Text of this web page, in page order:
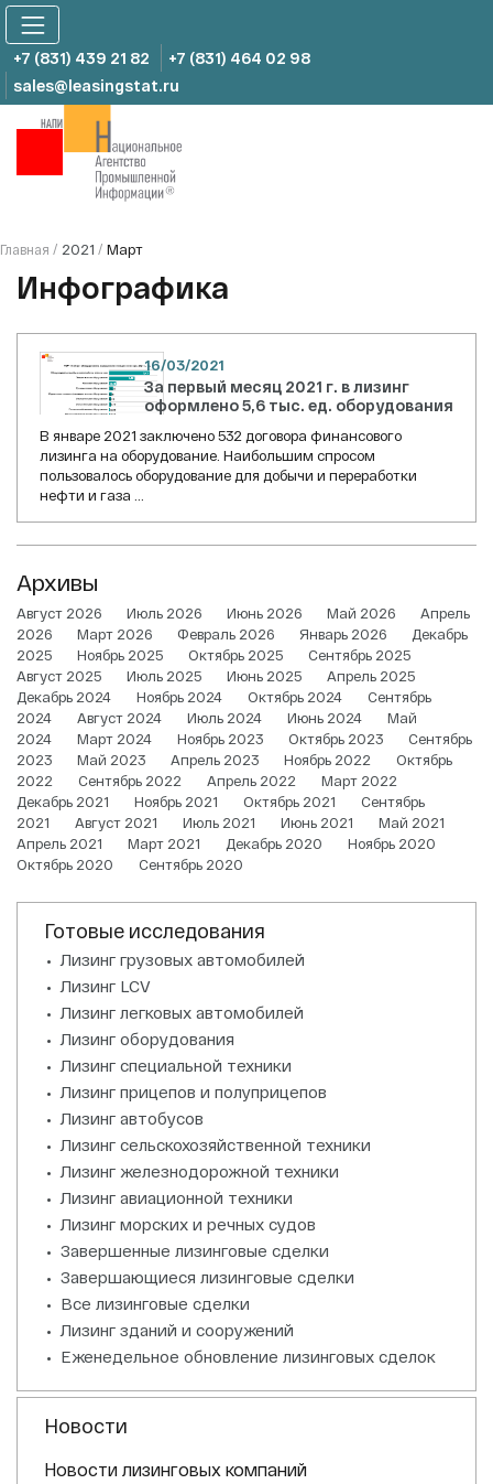
Skip
content
+7 (831) 439 21 82
+7 (831) 464 02 98
sales@leasingstat.ru
Главная / 2021 / Март
Инфографика
16/03/2021
За первый месяц 2021 г. в лизинг
оформлено 5,6 тыс. ед. оборудования
В январе 2021 заключено 532 договора финансового
лизинга на оборудование. Наибольшим спросом
пользовалось оборудование для добычи и переработки
нефти и газа ...
Архивы
Август 2026 Июль 2026 Июнь 2026 Май 2026
Апрель
2026
Март 2026 Февраль 2026 Январь 2026
Декабрь
2025
Ноябрь 2025 Октябрь 2025
Сентябрь 2025
Август 2025
Июль 2025 Июнь 2025
Апрель 2025
Декабрь 2024
Ноябрь 2024 Октябрь 2024
Сентябрь
2024
Август 2024 Июль 2024 Июнь 2024
Май
2024
Март 2024 Ноябрь 2023 Октябрь 2023
Сентябрь
2023
Май 2023 Апрель 2023 Ноябрь 2022
Октябрь
2022
Сентябрь 2022 Апрель 2022
Март 2022
Декабрь 2021
Ноябрь 2021 Октябрь 2021
Сентябрь
2021
Август 2021 Июль 2021 Июнь 2021
Май 2021
Апрель 2021
Март 2021 Декабрь 2020
Ноябрь 2020
Октябрь 2020
Сентябрь 2020
Готовые исследования
Лизинг грузовых автомобилей
Лизинг LCV
Лизинг легковых автомобилей
Лизинг оборудования
Лизинг специальной техники
Лизинг прицепов и полуприцепов
Лизинг автобусов
Лизинг сельскохозяйственной техники
Лизинг железнодорожной техники
Лизинг авиационной техники
Лизинг морских и речных судов
Завершенные лизинговые сделки
Завершающиеся лизинговые сделки
Все лизинговые сделки
Лизинг зданий и сооружений
Еженедельное обновление лизинговых сделок
Новости
Новости лизинговых компаний